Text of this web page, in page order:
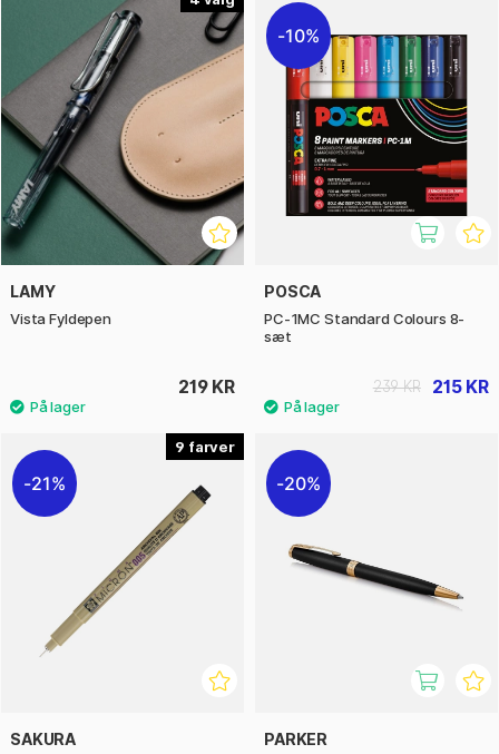
LAMY
Vista Fyldepen
219 KR
10%
POSCA
PC-1MC Standard Colours 8-
sæt
215 KR
239 KR
9
21%
SAKURA
20%
PARKER